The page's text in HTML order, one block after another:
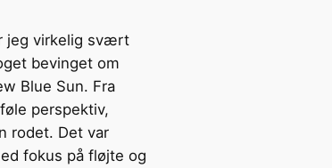
jeg virkelig svært
bevinget om
Blue Sun. Fra
perspektiv,
rodet. Det var
fokus på fløjte og